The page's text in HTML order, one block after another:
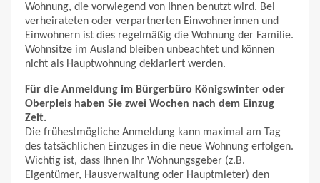
Wohnung, die vorwiegend von Ihnen benutzt wird. Bei
verheirateten oder verpartnerten Einwohnerinnen und
Einwohnern ist dies regelmäßig die Wohnung der Familie.
Wohnsitze im Ausland bleiben unbeachtet und können
nicht als Hauptwohnung deklariert werden.
Für die Anmeldung im Bürgerbüro Königswinter oder
Oberpleis haben Sie zwei Wochen nach dem Einzug
Zeit.
Die frühestmögliche Anmeldung kann maximal am Tag
des tatsächlichen Einzuges in die neue Wohnung erfolgen.
Wichtig ist, dass Ihnen Ihr Wohnungsgeber (z.B.
Eigentümer, Hausverwaltung oder Hauptmieter) den